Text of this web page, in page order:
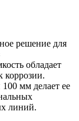
решение для
обладает
коррозии.
мм делает ее
линий.